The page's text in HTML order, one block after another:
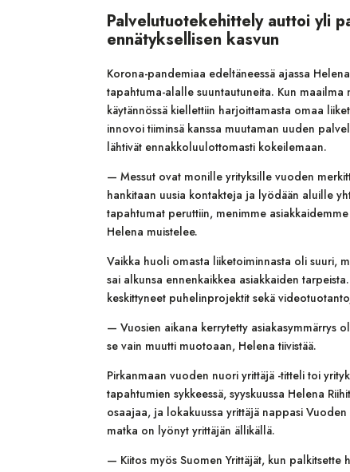
Palvelutuotekehittely auttoi yli
ennätyksellisen kasvun
Korona-pandemiaa edeltäneessä ajassa
tapahtuma-alalle suuntautuneita. Kun
käytännössä kiellettiin harjoittamasta omaa
innovoi tiiminsä kanssa muutaman uuden
lähtivät ennakkoluulottomasti kokeilemaan.
— Messut ovat monille yrityksille vuoden
hankitaan uusia kontakteja ja lyödään aluille
tapahtumat peruttiin, menimme
Helena muistelee.
Vaikka huoli omasta liiketoiminnasta oli suuri,
sai alkunsa ennenkaikkea asiakkaiden
keskittyneet puhelinprojektit sekä
— Vuosien aikana kerrytetty asiakasymmärrys
se vain muutti muotoaan, Helena tiivistää.
Pirkanmaan vuoden nuori yrittäjä -titteli toi
tapahtumien sykkeessä, syyskuussa Helena
osaajaa, ja lokakuussa yrittäjä nappasi
matka on lyönyt yrittäjän ällikällä.
— Kiitos myös Suomen Yrittäjät, kun palkitsette